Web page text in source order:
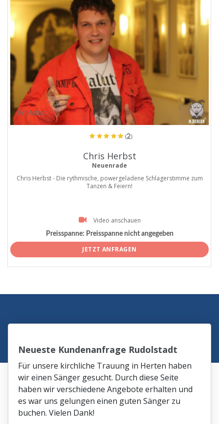
ProArtist
(2)
Chris Herbst
Neuenrade
Chris Herbst - Die rythmische, powergeladene Schlagerstimme zum
Tanzen & Feiern!
Video anschauen
Preisspanne: Preisspanne nicht angegeben
JETZT ANFRAGEN
Neueste Kundenanfrage Rudolstadt
Für unsere kirchliche Trauung in Herten haben
wir einen Sänger gesucht. Durch diese Seite
haben wir verschiedene Angebote erhalten und
es war uns gelungen einen guten Sänger zu
buchen. Vielen Dank!